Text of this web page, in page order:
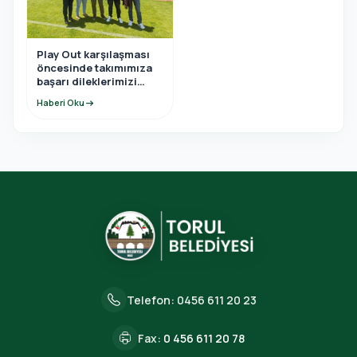
Play Out karşılaşması
öncesinde takımımıza
başarı dileklerimizi
Haberi Oku arrow_right_alt
Telefon: 0456 611 20 23
Fax: 0 456 611 20 78